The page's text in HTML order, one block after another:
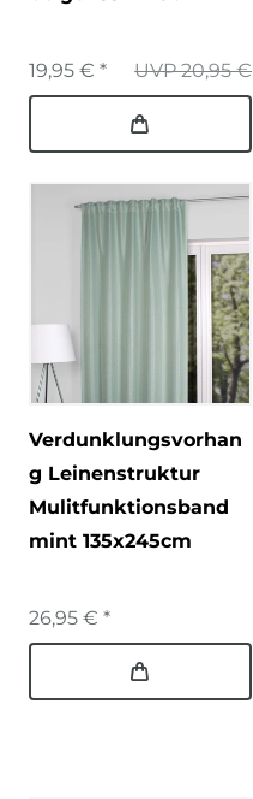
UVP 20,95 €
19,95 € *
Verdunklungsvorhan
g Leinenstruktur
Mulitfunktionsband
mint 135x245cm
26,95 € *